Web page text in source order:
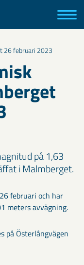
26 februari 2023
på 1,63
i Malmberget.
februari och har
meters avvägning.
på Österlångvägen